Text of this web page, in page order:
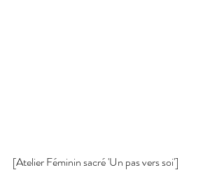
[Atelier Féminin sacré 'Un pas vers soi']